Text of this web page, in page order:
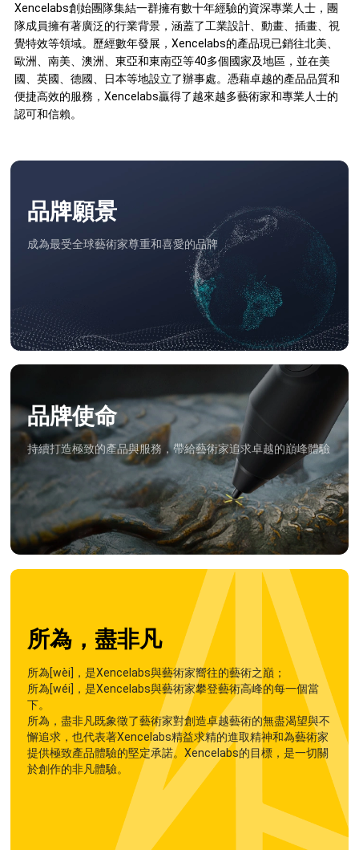
Xencelabs創始團隊集結一群擁有數十年經驗的資深專業人士，團
隊成員擁有著廣泛的行業背景，涵蓋了工業設計、動畫、插畫、視
覺特效等領域。歷經數年發展，Xencelabs的產品現已銷往北美、
歐洲、南美、澳洲、東亞和東南亞等40多個國家及地區，並在美
國、英國、德國、日本等地設立了辦事處。憑藉卓越的產品品質和
便捷高效的服務，Xencelabs贏得了越來越多藝術家和專業人士的
認可和信賴。
品牌願景
成為最受全球藝術家尊重和喜愛的品牌
品牌使命
持續打造極致的產品與服務，帶給藝術家追求卓越的巔峰體驗
所為，盡非凡
所為[wèi]，是Xencelabs與藝術家嚮往的藝術之巔；
所為[wéi]，是Xencelabs與藝術家攀登藝術高峰的每一個當
下。
所為，盡非凡既象徵了藝術家對創造卓越藝術的無盡渴望與不
懈追求，也代表著Xencelabs精益求精的進取精神和為藝術家
提供極致產品體驗的堅定承諾。Xencelabs的目標，是一切關
於創作的非凡體驗。